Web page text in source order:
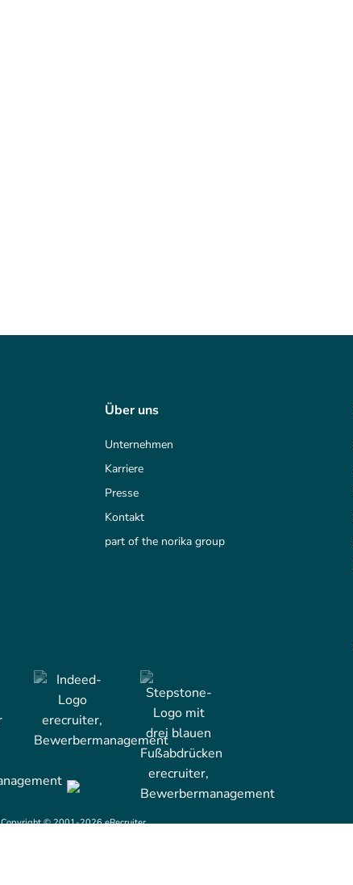
Über uns
Unternehmen
Karriere
Presse
Kontakt
part of the norika group
Copyright © 2001-2026 eRecruiter